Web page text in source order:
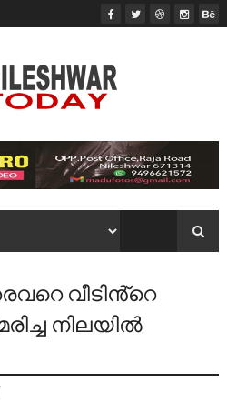
വീടിൻ്റെ
നിലയിൽ